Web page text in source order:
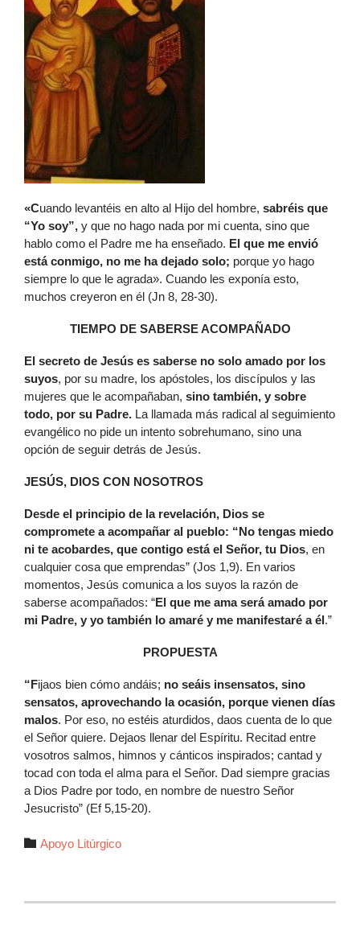
«Cuando levantéis en alto al Hijo del hombre, sabréis que
“Yo soy”, y que no hago nada por mi cuenta, sino que
hablo como el Padre me ha enseñado. El que me envió
está conmigo, no me ha dejado solo; porque yo hago
siempre lo que le agrada». Cuando les exponía esto,
muchos creyeron en él (Jn 8, 28-30).
TIEMPO DE SABERSE ACOMPAÑADO
El secreto de Jesús es saberse no solo amado por los
suyos, por su madre, los apóstoles, los discípulos y las
mujeres que le acompañaban, sino también, y sobre
todo, por su Padre. La llamada más radical al seguimiento
evangélico no pide un intento sobrehumano, sino una
opción de seguir detrás de Jesús.
JESÚS, DIOS CON NOSOTROS
Desde el principio de la revelación, Dios se
compromete a acompañar al pueblo: “No tengas miedo
ni te acobardes, que contigo está el Señor, tu Dios, en
cualquier cosa que emprendas” (Jos 1,9). En varios
momentos, Jesús comunica a los suyos la razón de
saberse acompañados: “El que me ama será amado por
mi Padre, y yo también lo amaré y me manifestaré a él.”
PROPUESTA
“Fijaos bien cómo andáis; no seáis insensatos, sino
sensatos, aprovechando la ocasión, porque vienen días
malos. Por eso, no estéis aturdidos, daos cuenta de lo que
el Señor quiere. Dejaos llenar del Espíritu. Recitad entre
vosotros salmos, himnos y cánticos inspirados; cantad y
tocad con toda el alma para el Señor. Dad siempre gracias
a Dios Padre por todo, en nombre de nuestro Señor
Jesucristo” (Ef 5,15-20).
 Autor
Apoyo Litúrgico